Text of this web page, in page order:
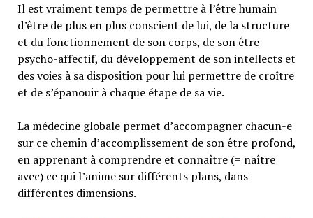
Il est vraiment temps de permettre à l’être humain
d’être de plus en plus conscient de lui, de la structure
et du fonctionnement de son corps, de son être
psycho-affectif, du développement de son intellects et
des voies à sa disposition pour lui permettre de croître
et de s’épanouir à chaque étape de sa vie.
La médecine globale permet d’accompagner chacun-e
sur ce chemin d’accomplissement de son être profond,
en apprenant à comprendre et connaître (= naître
avec) ce qui l’anime sur différents plans, dans
différentes dimensions.